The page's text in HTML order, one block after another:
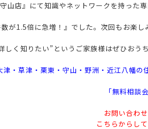
山店』にて知識やネットワークを持った
が1.5倍に急増！』でした。次回もお楽し
しく知りたい”というご家族様はぜひおう
津・草津・栗東・守山・野洲・近江八幡
「無料相談
お問い合わ
こちらからし